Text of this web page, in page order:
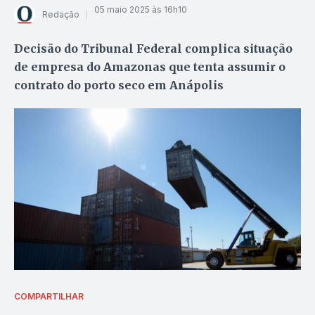
Redação 05 maio 2025 às 16h10
Decisão do Tribunal Federal complica situação
de empresa do Amazonas que tenta assumir o
contrato do porto seco em Anápolis
COMPARTILHAR